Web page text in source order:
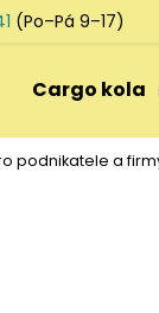
(Po–Pá 9–17)
Cargo kola
podnikatele a